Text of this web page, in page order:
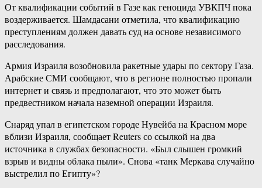
От квалификации событий в Газе как геноцида УВКПЧ пока
воздерживается. Шамдасани отметила, что квалификацию
преступлениям должен давать суд на основе независимого
расследования.
Армия Израиля возобновила ракетные удары по сектору Газа.
Арабские СМИ сообщают, что в регионе полностью пропали
интернет и связь и предполагают, что это может быть
предвестником начала наземной операции Израиля.
Снаряд упал в египетском городе Нувейба на Красном море
вблизи Израиля, сообщает Reuters со ссылкой на два
источника в службах безопасности. «Был слышен громкий
взрыв и видны облака пыли». Снова «танк Меркава случайно
выстрелил по Египту»?